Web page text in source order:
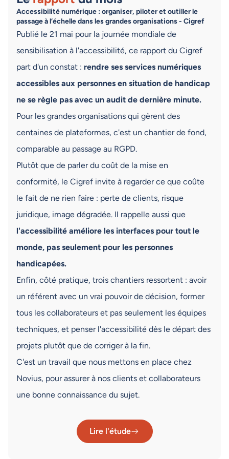
Accessibilité numérique : organiser, piloter et outiller le
passage à l’échelle dans les grandes organisations - Cigref
Publié le 21 mai pour la journée mondiale de
sensibilisation à l'accessibilité, ce rapport du Cigref
part d'un constat : rendre ses services numériques
accessibles aux personnes en situation de handicap
ne se règle pas avec un audit de dernière minute.
Pour les grandes organisations qui gèrent des
centaines de plateformes, c'est un chantier de fond,
comparable au passage au RGPD.
Plutôt que de parler du coût de la mise en
conformité, le Cigref invite à regarder ce que coûte
le fait de ne rien faire : perte de clients, risque
juridique, image dégradée. Il rappelle aussi que
l'accessibilité améliore les interfaces pour tout le
monde, pas seulement pour les personnes
handicapées.
Enfin, côté pratique, trois chantiers ressortent : avoir
un référent avec un vrai pouvoir de décision, former
tous les collaborateurs et pas seulement les équipes
techniques, et penser l'accessibilité dès le départ des
projets plutôt que de corriger à la fin.
C'est un travail que nous mettons en place chez
Novius, pour assurer à nos clients et collaborateurs
une bonne connaissance du sujet.
Lire l'étude